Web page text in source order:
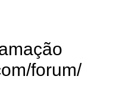
forum/